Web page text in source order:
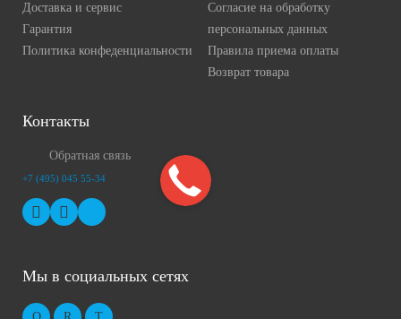
Доставка и сервис
Гарантия
Политика конфеденциальности
Согласие на обработку
персональных данных
Правила приема оплаты
Возврат товара
Контакты
Обратная связь
+7 (495) 045 55-34
Мы в социальных сетях